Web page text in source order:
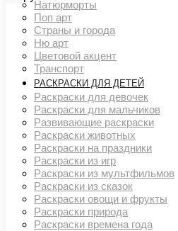
Натюрморты
Поп арт
Страны и города
Ню арт
Цветовой акцент
Транспорт
РАСКРАСКИ ДЛЯ ДЕТЕЙ
Раскраски для девочек
Раскраски для мальчиков
Развивающие раскраски
Раскраски животных
Раскраски на праздники
Раскраски из игр
Раскраски из мультфильмов
Раскраски из сказок
Раскраски овощи и фрукты
Раскраски природа
Раскраски времена года